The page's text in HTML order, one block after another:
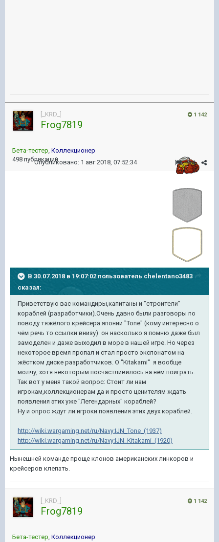
1 142
[_KRD_]
Frog7819
Бета-тестер, Коллекционер
498 публикаций
#4
Опубликовано: 1 авг 2018, 07:52:34
В 30.07.2018 в 19:07:02 пользователь chelentano3483
сказал:
Приветствую вас командиры,капитаны и "строители"
кораблей (разработчики).Очень давно были разговоры по
поводу тяжёлого крейсера японии "Tone" (кому интересно о
чём речь то ссылки внизу) он насколько я помню даже был
замоделен и даже выходил в море в нашей игре. Но через
некоторое время пропал и стал просто экспонатом на
жёстком диске разработчиков. О "Kitakami" я вообще
молчу, хотя некоторым посчастливилось на нём поиграть.
Так вот у меня такой вопрос: Стоит ли нам
игрокам,коллекционерам да и просто ценителям ждать
появления этих уже "Легендарных" кораблей?
Ну и опрос ждут ли игроки появления этих двух кораблей.
http://wiki.wargaming.net/ru/Navy:IJN_Tone_(1937)
http://wiki.wargaming.net/ru/Navy:IJN_Kitakami_(1920)
Нынешней команде проще клонов американских линкоров и
крейсеров клепать.
1 142
[_KRD_]
Frog7819
Бета-тестер, Коллекционер